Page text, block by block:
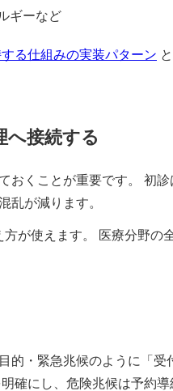
ギーなど
る仕組みの実装パターン
へ接続する
おくことが重要です。 初
乱が減ります。
方が使えます。 医療分野の
的・緊急兆候のように「
確にし、危険兆候は予約